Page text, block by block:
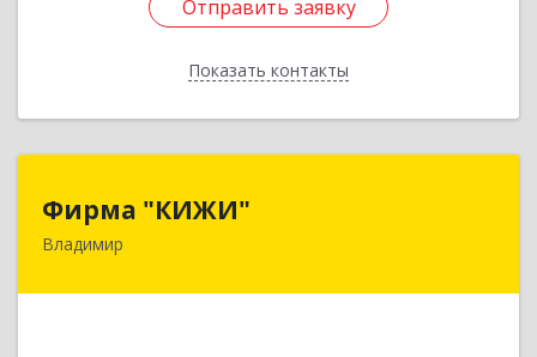
Отправить заявку
Показать контакты
Отправить заявку
Назад
Фирма "КИЖИ"
Владимир600000, Владимирская обл, Владимир г,